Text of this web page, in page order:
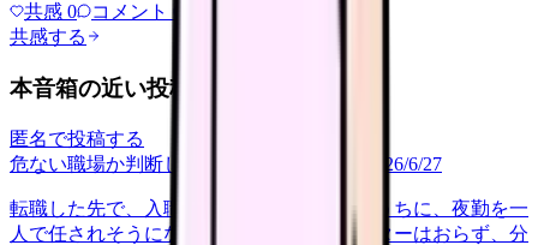
共感 0 コメント
共感する
本音箱の近い投稿
匿名で投稿する
危ない職場か判断してほしい
2026/6/27
転職した先で、入職して二ヶ月も経たないうちに、夜勤を一
人で任されそうになっています。プリセプターはおらず、分